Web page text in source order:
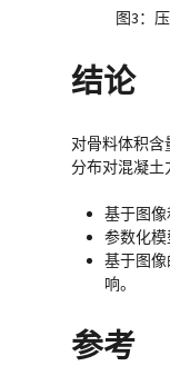
图3：
结论
对骨料体积
分布对混凝土
基于图
参数化
基于图
响。
参考